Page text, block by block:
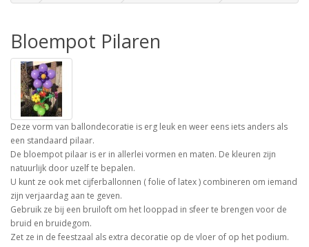
Bloempot Pilaren
Deze vorm van ballondecoratie is erg leuk en weer eens iets anders als
een standaard pilaar.
De bloempot pilaar is er in allerlei vormen en maten. De kleuren zijn
natuurlijk door uzelf te bepalen.
U kunt ze ook met cijferballonnen ( folie of latex ) combineren om iemand
zijn verjaardag aan te geven.
Gebruik ze bij een bruiloft om het looppad in sfeer te brengen voor de
bruid en bruidegom.
Zet ze in de feestzaal als extra decoratie op de vloer of op het podium.